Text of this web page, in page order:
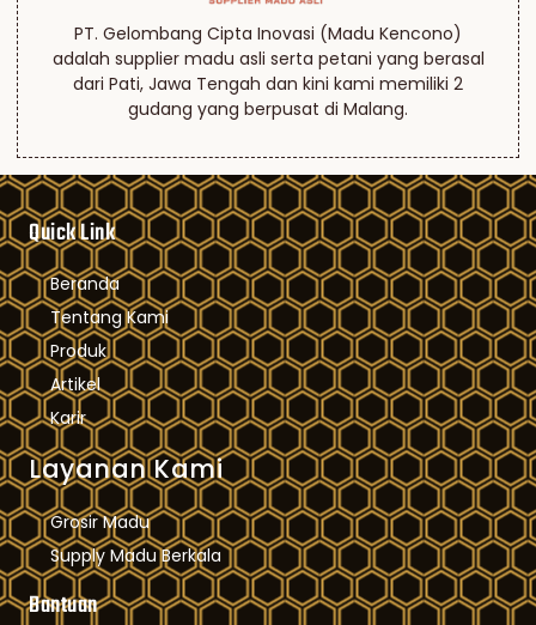
PT. Gelombang Cipta Inovasi (Madu Kencono)
adalah supplier madu asli serta petani yang berasal
dari Pati, Jawa Tengah dan kini kami memiliki 2
gudang yang berpusat di Malang.
Quick Link
Beranda
Tentang Kami
Produk
Artikel
Karir
Layanan Kami
Grosir Madu
Supply Madu Berkala
Bantuan